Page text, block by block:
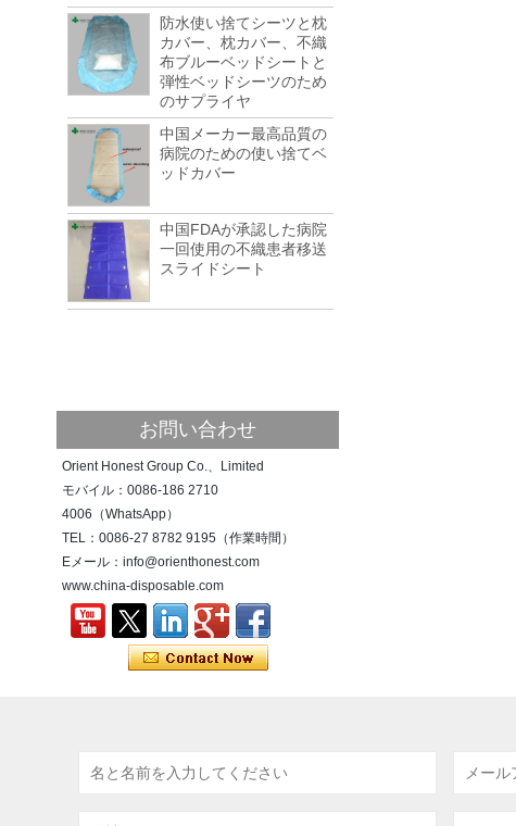
世界の複合産業は2022によって $391億に
達した
世界の複合市場は、2022によって $391億
に達すると予想され、化合物の年間成長率
は 5.1% 2017 から2022になると予想され
る、研究機関と研究、調査会社からの新し...
環境税へのカウントダウンが始まります!毎
年500億。
環境検査、シャットダウン、閉鎖のほぼ1年
後、環境検査所は、工場がシャットダウン
していない企業がシャットダウンしている
転換点に達している.彼らは税金を払う...
住所変更通知
お客様各位： 私たちの会社は非常に速く成
2018年の旧正月休暇が来てから、2月12日
から21日にかけて中国の旧正月のために事
務所が一時的に閉鎖され、2月12日から3月
防水使い捨てシーツと枕
カバー、枕カバー、不織
布ブルーベッドシートと
弾性ベッドシーツのため
のサプライヤ
中国メーカー最高品質の
病院のための使い捨てベ
ッドカバー
中国FDAが承認した病院
一回使用の不織患者移送
スライドシート
お問い合わせ
Orient Honest Group Co.、Limited
モバイル：0086-186 2710
4006（WhatsApp）
TEL：0086-27 8782 9195（作業時間）
Eメール：info@orienthonest.com
www.china-disposable.com